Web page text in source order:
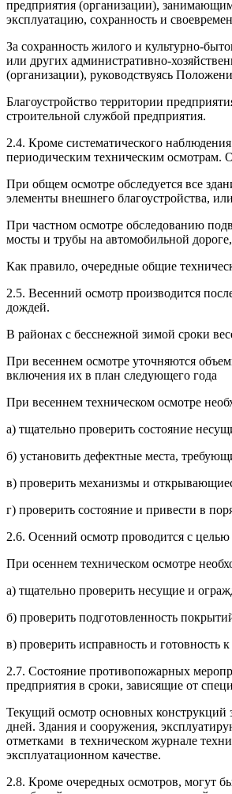
предприятия (организации),
эксплуатацию, сохранность и
За сохранность жилого и культурно-
или других административно-
(организации), руководствуясь
Благоустройство территории
строительной службой предприятия.
2.4. Кроме систематического
периодическим техническим
При общем осмотре обследуется все
элементы внешнего благоустройства,
При частном осмотре обследованию
мосты и трубы на автомобильной
Как правило, очередные общие
2.5. Весенний осмотр производится
дождей.
В районах с бесснежной зимой сроки
При весеннем осмотре уточняются
включения их в план следующего года
При весеннем техническом осмотре
а) тщательно проверить состояние
б) установить дефектные места,
в) проверить механизмы и
г) проверить состояние и привести в
2.6. Осенний осмотр проводится с
При осеннем техническом осмотре
а) тщательно проверить несущие и
б) проверить подготовленность
в) проверить исправность и готовность
2.7. Состояние противопожарных
предприятия в сроки, зависящие от
Текущий осмотр основных конструкций
дней. Здания и сооружения,
отметками в техническом журнале
эксплуатационном качестве.
2.8. Кроме очередных осмотров, могут